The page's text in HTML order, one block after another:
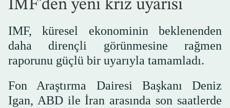
IMF'den yeni kriz uyarısı
IMF, küresel ekonominin beklenenden
daha dirençli görünmesine rağmen
raporunu güçlü bir uyarıyla tamamladı.
Fon Araştırma Dairesi Başkanı Deniz
Igan, ABD ile İran arasında son saatlerde